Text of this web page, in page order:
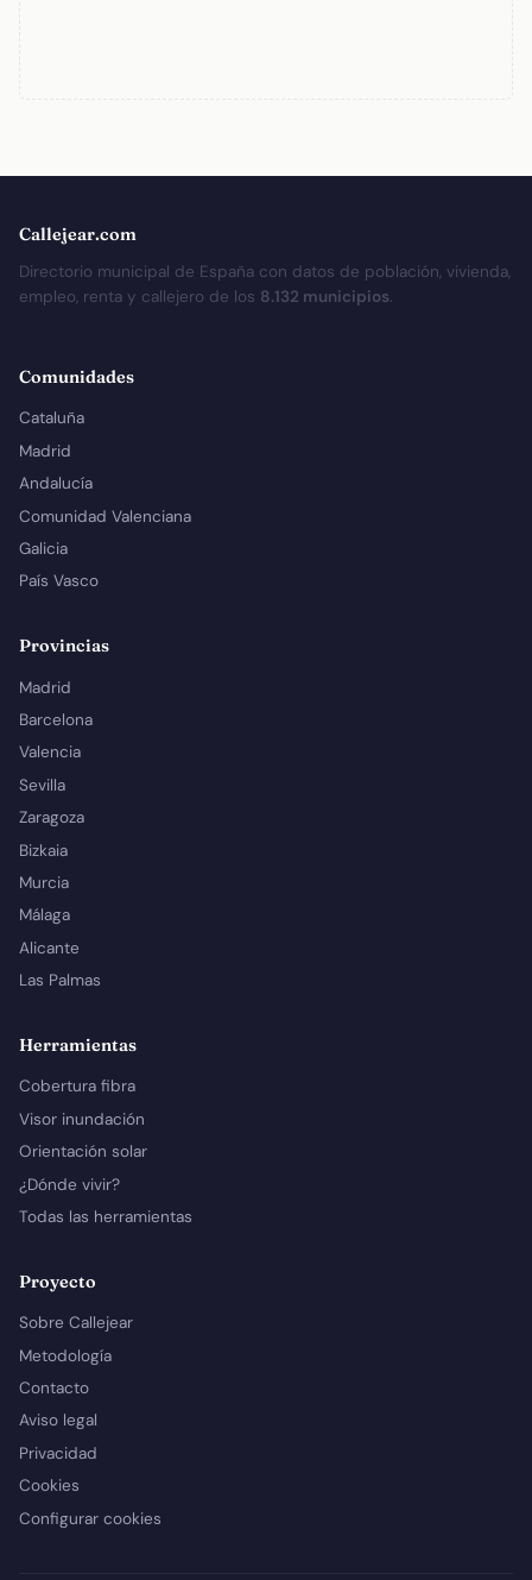
Callejear.com
Directorio municipal de España con datos de población, vivienda,
empleo, renta y callejero de los 8.132 municipios.
Comunidades
Cataluña
Madrid
Andalucía
Comunidad Valenciana
Galicia
País Vasco
Provincias
Madrid
Barcelona
Valencia
Sevilla
Zaragoza
Bizkaia
Murcia
Málaga
Alicante
Las Palmas
Herramientas
Cobertura fibra
Visor inundación
Orientación solar
¿Dónde vivir?
Todas las herramientas
Proyecto
Sobre Callejear
Metodología
Contacto
Aviso legal
Privacidad
Cookies
Configurar cookies